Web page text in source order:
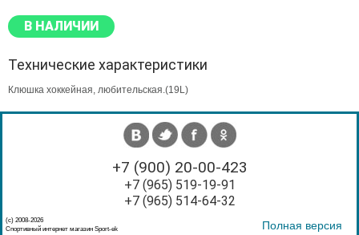
В НАЛИЧИИ
Технические характеристики
Клюшка хоккейная, любительская.(19L)
+7 (900) 20-00-423
+7 (965) 519-19-91
+7 (965) 514-64-32
(с) 2008-2026
Спортивный интернет магазин Sport-ek
Полная версия